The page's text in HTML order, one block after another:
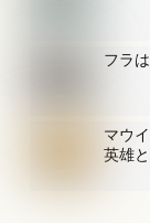
フラ
マウ
英雄